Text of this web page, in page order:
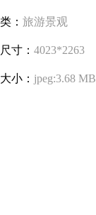
： 旅游景观
寸： 4023*2263
小： jpeg:3.68 MB